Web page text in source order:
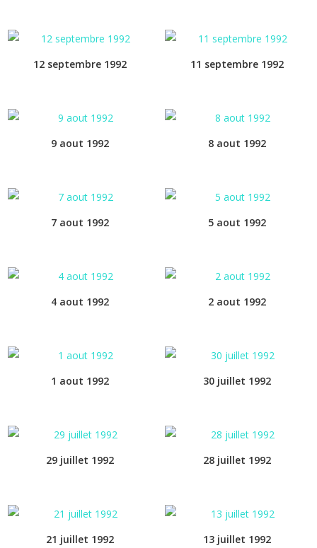
12 septembre 1992 11 septembre 1992
9 aout 1992 8 aout 1992
7 aout 1992 5 aout 1992
4 aout 1992 2 aout 1992
1 aout 1992 30 juillet 1992
29 juillet 1992 28 juillet 1992
21 juillet 1992 13 juillet 1992